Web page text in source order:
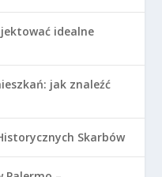
idealne
jak znaleźć
Skarbów